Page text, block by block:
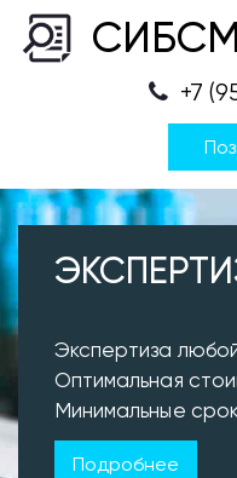
+7
Экспертиза
Оптимальная
Минимальные
Подробнее